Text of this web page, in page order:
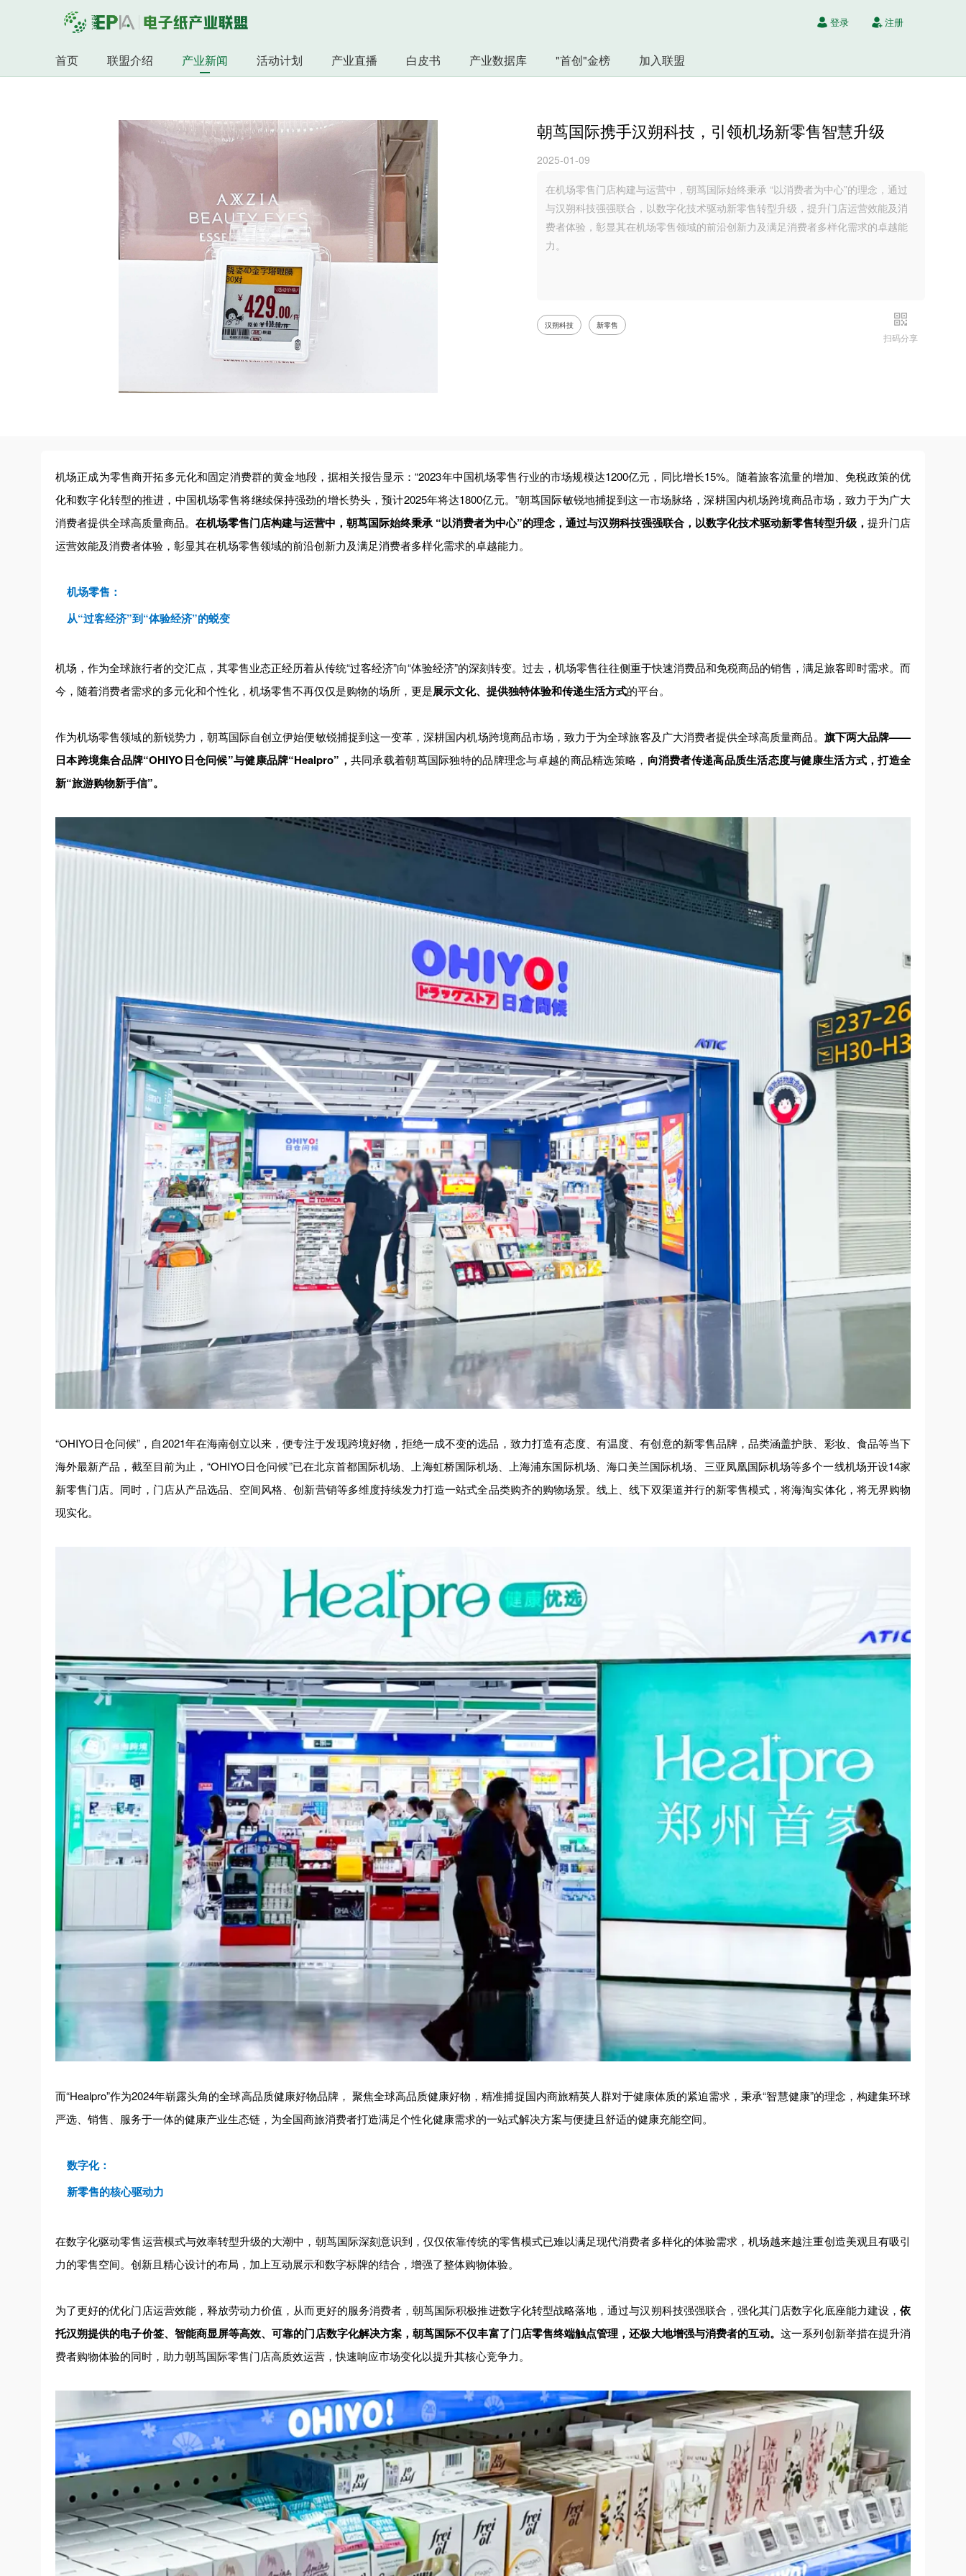
登录 注册
首页 联盟介绍 产业新闻 活动计划 产业直播 白皮书 产业数据库 "首创"金榜 加入联盟
朝茑国际携手汉朔科技，引领机场新零售智慧升级
2025-01-09
在机场零售门店构建与运营中，朝茑国际始终秉承 “以消费者为中心”的理念，通过
与汉朔科技强强联合，以数字化技术驱动新零售转型升级，提升门店运营效能及消
费者体验，彰显其在机场零售领域的前沿创新力及满足消费者多样化需求的卓越能
力。
汉朔科技 新零售
扫码分享
机场正成为零售商开拓多元化和固定消费群的黄金地段，据相关报告显示：“2023年中国机场零售行业的市场规模达1200亿元，同比增长15%。随着旅客流量的增加、免税政策的优
化和数字化转型的推进，中国机场零售将继续保持强劲的增长势头，预计2025年将达1800亿元。”朝茑国际敏锐地捕捉到这一市场脉络，深耕国内机场跨境商品市场，致力于为广大
消费者提供全球高质量商品。 在机场零售门店构建与运营中，朝茑国际始终秉承 “以消费者为中心”的理念，通过与汉朔科技强强联合，以数字化技术驱动新零售转型升级， 提升门店
运营效能及消费者体验，彰显其在机场零售领域的前沿创新力及满足消费者多样化需求的卓越能力。
机场零售：
从“过客经济”到“体验经济”的蜕变
机场，作为全球旅行者的交汇点，其零售业态正经历着从传统“过客经济”向“体验经济”的深刻转变。过去，机场零售往往侧重于快速消费品和免税商品的销售，满足旅客即时需求。而
今，随着消费者需求的多元化和个性化，机场零售不再仅仅是购物的场所，更是展示文化、提供独特体验和传递生活方式的平台。
作为机场零售领域的新锐势力，朝茑国际自创立伊始便敏锐捕捉到这一变革，深耕国内机场跨境商品市场，致力于为全球旅客及广大消费者提供全球高质量商品。 旗下两大品牌——
日本跨境集合品牌“OHIYO日仓问候”与健康品牌“Healpro”， 共同承载着朝茑国际独特的品牌理念与卓越的商品精选策略， 向消费者传递高品质生活态度与健康生活方式，打造全
新“旅游购物新手信”。
“OHIYO日仓问候”，自2021年在海南创立以来，便专注于发现跨境好物，拒绝一成不变的选品，致力打造有态度、有温度、有创意的新零售品牌，品类涵盖护肤、彩妆、食品等当下
海外最新产品，截至目前为止，“OHIYO日仓问候”已在北京首都国际机场、上海虹桥国际机场、上海浦东国际机场、海口美兰国际机场、三亚凤凰国际机场等多个一线机场开设14家
新零售门店。同时，门店从产品选品、空间风格、创新营销等多维度持续发力打造一站式全品类购齐的购物场景。线上、线下双渠道并行的新零售模式，将海淘实体化，将无界购物
现实化。
而“Healpro”作为2024年崭露头角的全球高品质健康好物品牌， 聚焦全球高品质健康好物，精准捕捉国内商旅精英人群对于健康体质的紧迫需求，秉承“智慧健康”的理念，构建集环球
严选、销售、服务于一体的健康产业生态链，为全国商旅消费者打造满足个性化健康需求的一站式解决方案与便捷且舒适的健康充能空间。
数字化：
新零售的核心驱动力
在数字化驱动零售运营模式与效率转型升级的大潮中，朝茑国际深刻意识到，仅仅依靠传统的零售模式已难以满足现代消费者多样化的体验需求，机场越来越注重创造美观且有吸引
力的零售空间。创新且精心设计的布局，加上互动展示和数字标牌的结合，增强了整体购物体验。
为了更好的优化门店运营效能，释放劳动力价值，从而更好的服务消费者，朝茑国际积极推进数字化转型战略落地，通过与汉朔科技强强联合，强化其门店数字化底座能力建设， 依
托汉朔提供的电子价签、智能商显屏等高效、可靠的门店数字化解决方案，朝茑国际不仅丰富了门店零售终端触点管理，还极大地增强与消费者的互动。这一系列创新举措在提升消
费者购物体验的同时，助力朝茑国际零售门店高质效运营，快速响应市场变化以提升其核心竞争力。